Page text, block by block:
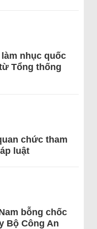
nhục quốc
Tổng thống
chức tham
luật
bỗng chốc
Bộ Công An